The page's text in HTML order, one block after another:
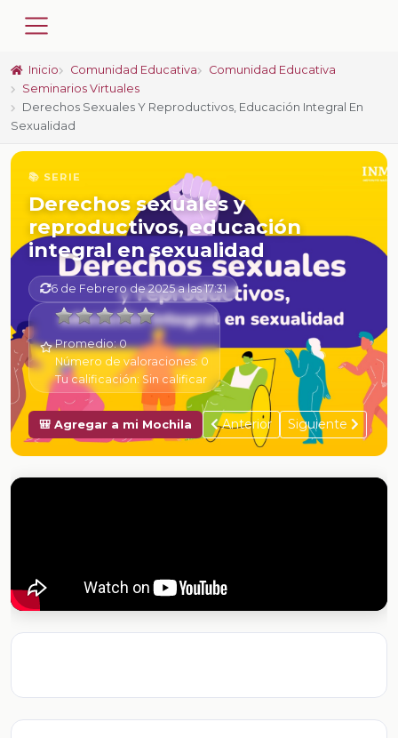
Inicio Comunidad Educativa
Comunidad Educativa
Seminarios Virtuales
Derechos Sexuales Y Reproductivos, Educación Integral En
Sexualidad
📚 SERIE
Derechos sexuales y
reproductivos, educación
integral en sexualidad
6 de Febrero de 2025 a las 17:31
Promedio:0
Número de valoraciones: 0
Tu calificación: Sin calificar
🎒 Agregar a mi Mochila Anterior Siguiente